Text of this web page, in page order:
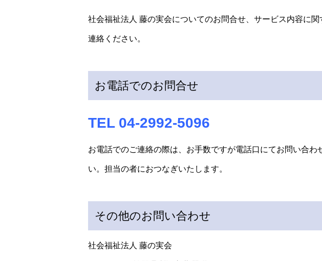
社会福祉法人 藤の実会についてのお問合せ、サービス内容に
連絡ください。
お電話でのお問合せ
TEL 04-2992-5096
お電話でのご連絡の際は、お手数ですが電話口にてお問い合わ
い。担当の者におつなぎいたします。
その他のお問い合わせ
社会福祉法人 藤の実会